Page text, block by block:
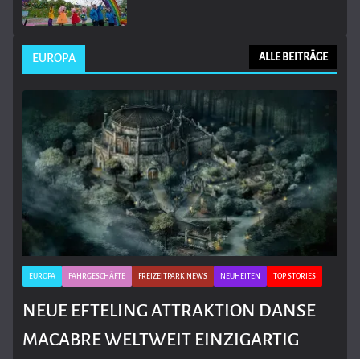
EUROPA ALLE BEITRÄGE
EUROPA FAHRGESCHÄFTE FREIZEITPARK NEWS NEUHEITEN TOP STORIES
NEUE EFTELING ATTRAKTION DANSE
MACABRE WELTWEIT EINZIGARTIG